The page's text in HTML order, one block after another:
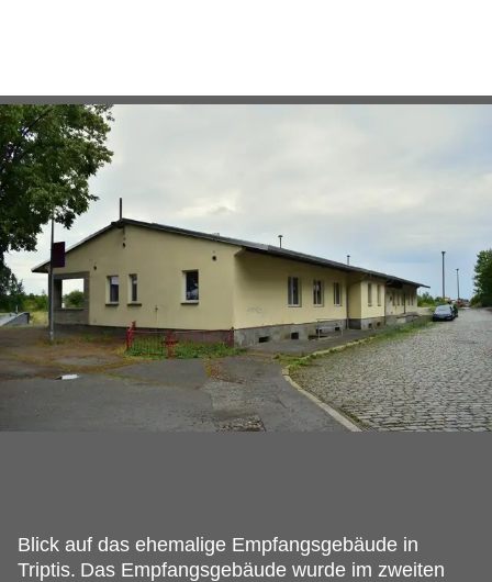
Blick auf das ehemalige Empfangsgebäude in
Triptis. Das Empfangsgebäude wurde im zweiten